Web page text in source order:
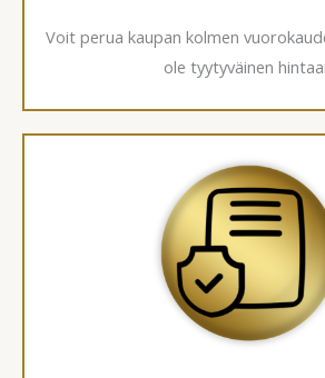
Voit perua kaupan kolmen
ole tyytyväinen